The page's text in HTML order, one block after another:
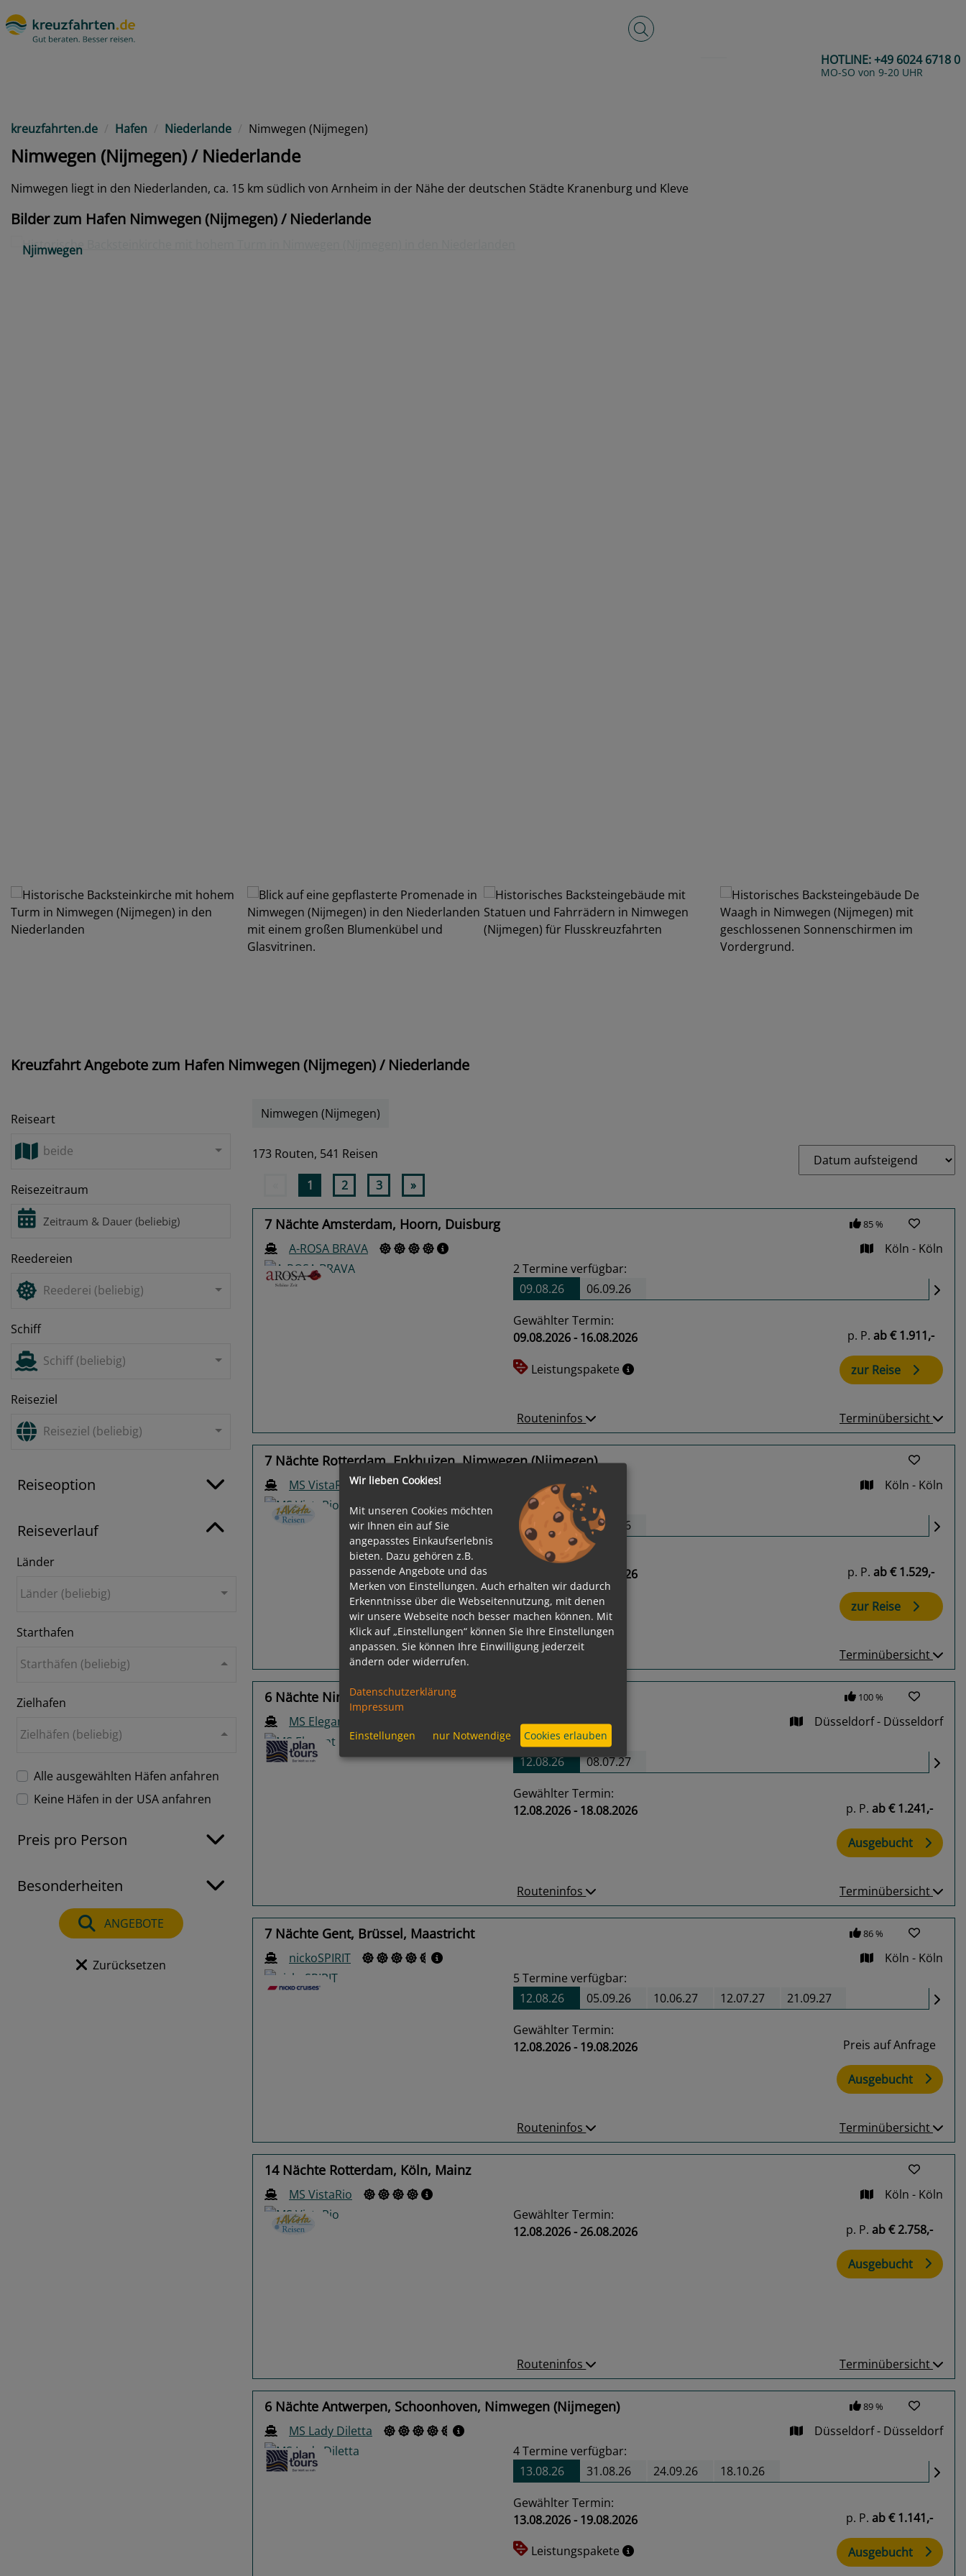
Volltextsuche
HOTLINE:+49 6024 6718 0
MO-SO von 9-20 UHR
kreuzfahrten.de Hafen Niederlande Nimwegen (Nijmegen)
Nimwegen (Nijmegen) / Niederlande
Nimwegen liegt in den Niederlanden, ca. 15 km südlich von Arnheim in der Nähe der deutschen Städte Kranenburg und Kleve
Bilder zum Hafen Nimwegen (Nijmegen) / Niederlande
Njimwegen
Kreuzfahrt Angebote zum Hafen Nimwegen (Nijmegen) / Niederlande
Reiseart
beide
Reisezeitraum
Reedereien
Reederei (beliebig)
Schiff
Schiff (beliebig)
Reiseziel
Reiseziel (beliebig)
Reiseoption
Reiseverlauf
Länder
Länder (beliebig)
Starthafen
Starthäfen (beliebig)
Zielhafen
Zielhäfen (beliebig)
Alle ausgewählten Häfen anfahren
Keine Häfen in der USA anfahren
Preis pro Person
Besonderheiten
ANGEBOTE
Zurücksetzen
Nimwegen (Nijmegen)
173 Routen, 541 Reisen
1 2 3 »
7 Nächte Amsterdam, Hoorn, Duisburg 85 %
A-ROSA BRAVA Köln - Köln
2Termine verfügbar:
09.08.26
06.09.26
Gewählter Termin:
09.08.2026 - 16.08.2026
Leistungspakete
p. P. ab€ 1.911,-
zur Reise
Routeninfos Terminübersicht
7 Nächte Rotterdam, Enkhuizen, Nimwegen (Nijmegen)
MS VistaRio Köln - Köln
Next
2Termine verfügbar:
12.08.26
26.08.26
Gewählter Termin:
12.08.2026 - 19.08.2026
p. P. ab€ 1.529,-
zur Reise
Routeninfos Terminübersicht
6 Nächte Nimwegen (Nijmegen), Maastricht, Roermond 100 %
MS Elegant Lady Düsseldorf - Düsseldorf
2Termine verfügbar:
12.08.26
08.07.27
Gewählter Termin:
12.08.2026 - 18.08.2026
p. P. ab€ 1.241,-
Ausgebucht
Routeninfos Terminübersicht
7 Nächte Gent, Brüssel, Maastricht 86 %
nickoSPIRIT Köln - Köln
5Termine verfügbar:
12.08.26
05.09.26 10.06.27 12.07.27 21.09.27
Gewählter Termin:
12.08.2026 - 19.08.2026
Preis auf Anfrage
Ausgebucht
Routeninfos Terminübersicht
14 Nächte Rotterdam, Köln, Mainz
MS VistaRio Köln - Köln
Gewählter Termin:
12.08.2026 - 26.08.2026
p. P. ab€ 2.758,-
Ausgebucht
Routeninfos Terminübersicht
6 Nächte Antwerpen, Schoonhoven, Nimwegen (Nijmegen) 89 %
MS Lady Diletta Düsseldorf - Düsseldorf
4Termine verfügbar:
13.08.26
31.08.26 24.09.26 18.10.26
Gewählter Termin:
13.08.2026 - 19.08.2026
Leistungspakete
p. P. ab€ 1.141,-
Ausgebucht
Wir lieben Cookies!
Mit unseren Cookies möchten
wir Ihnen ein auf Sie
angepasstes Einkaufserlebnis
bieten. Dazu gehören z.B.
passende Angebote und das
Merken von Einstellungen. Auch erhalten wir dadurch
Erkenntnisse über die Webseitennutzung, mit denen
wir unsere Webseite noch besser machen können. Mit
Klick auf „Einstellungen“ können Sie Ihre Einstellungen
anpassen. Sie können Ihre Einwilligung jederzeit
ändern oder widerrufen.
Datenschutzerklärung
Impressum
Einstellungen nur Notwendige Cookies erlauben